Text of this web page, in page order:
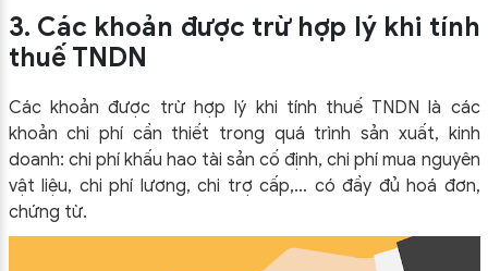
3. Các khoản được trừ hợp lý khi tính
thuế TNDN
Các khoản được trừ hợp lý khi tính thuế TNDN là các
khoản chi phí cần thiết trong quá trình sản xuất, kinh
doanh: chi phí khấu hao tài sản cố định, chi phí mua nguyên
vật liệu, chi phí lương, chi trợ cấp,… có đầy đủ hoá đơn,
chứng từ.